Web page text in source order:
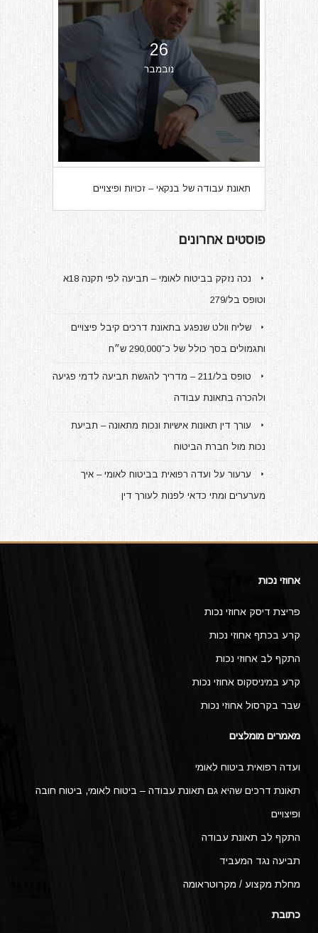
26
נובמבר
תאונת עבודה של בנקאי – זכויות ופיצויים
פוסטים אחרונים
נכה נזקק בביטוח לאומי – תביעה לפי תקנה 18א
וטופס בל/279
שליח וולט שנפגע בתאונת דרכים קיבל פיצויים
ותגמולים בסך כולל של כ־290,000 ש״ח
טופס בל/211 – מדריך להגשת תביעה לדמי פגיעה
ולהכרה בתאונת עבודה
עורך דין תאונות אישיות ונכות מתאונה – תביעת
נכות מול חברת הביטוח
ערעור על ועדה רפואית בביטוח לאומי – איך
מערערים ומתי כדאי לפנות לעורך דין
אחוזי נכות
פריצת דיסק אחוזי נכות
קרע בכתף אחוזי נכות
התקף לב אחוזי נכות
קרע במיניסקוס אחוזי נכות
שבר בקרסול אחוזי נכות
מאמרים מומלצים
ועדה רפואית ביטוח לאומי
תאונת דרכים שהיא גם תאונת עבודה – ביטוח לאומי, ביטוח חובה
ופיצויים
התקף לב תאונת עבודה
תביעה נגד המעביד
מחלת מקצוע / מקרוטראומה
כתובת